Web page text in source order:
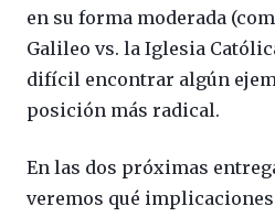
en su forma moderada
Galileo vs. la Iglesia
difícil encontrar algún
posición más radical.
En las dos próximas
veremos qué